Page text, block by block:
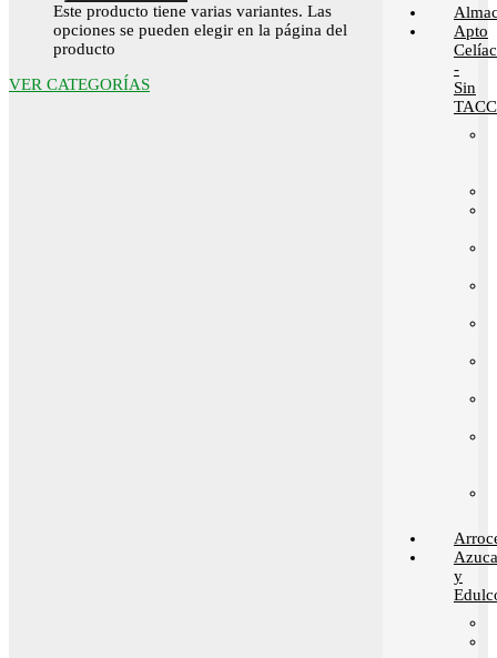
Este producto tiene varias variantes. Las
opciones se pueden elegir en la página del
producto
VER CATEGORÍAS
Apto
-
Sin
TACC
y